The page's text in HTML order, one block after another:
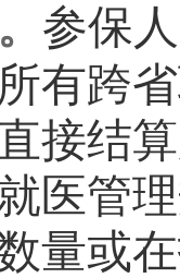
参保
有跨
接结
医管
量或